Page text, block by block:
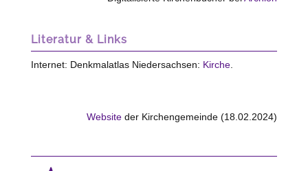
Literatur & Links
Internet: Denkmalatlas Niedersachsen: Kirche.
Website der Kirchengemeinde (18.02.2024)